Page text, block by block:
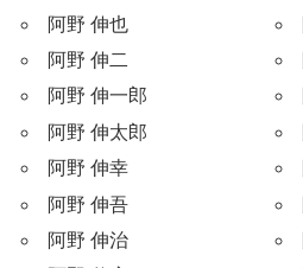
阿野 伸也
阿野 伸二
阿野 伸一郎
阿野 伸太郎
阿野 伸幸
阿野 伸吾
阿野 伸治